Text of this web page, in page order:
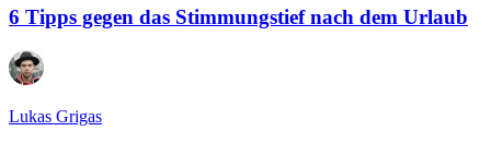
6 Tipps gegen das Stimmungstief nach dem Urlaub
Lukas Grigas